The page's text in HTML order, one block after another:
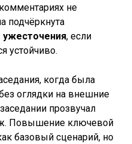
не
подчёркнута
, если
устойчиво.
когда была
оглядки на внешние
прозвучал
Повышение ключевой
базовый сценарий, но